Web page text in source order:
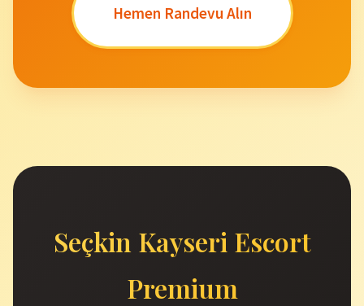
Hemen Randevu Alın
Seçkin Kayseri Escort
Premium